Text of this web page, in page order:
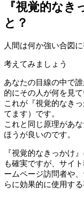
『視覚的な
と？
人間は何か強い合図
考えてみましょう
あなたの目線の中で
的にその人が何を見
これが『視覚的なき
てます）です。
これと同じ原理があ
ほうが良いのです。
『視覚的なきっかけ
も確実ですが、サイ
ームページ訪問者や
らに効果的に使用する